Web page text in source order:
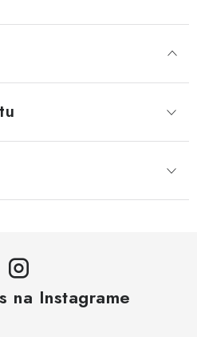
na Instagrame